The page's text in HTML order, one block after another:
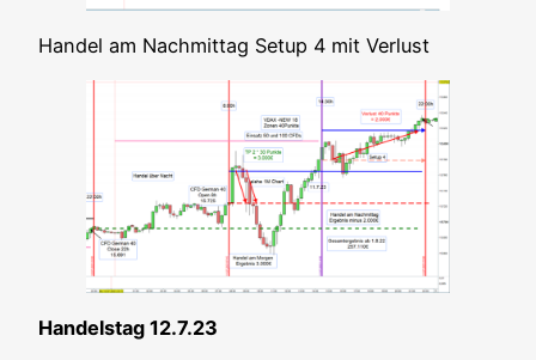
Han­del am Nach­mit­tag Set­up 4 mit Verlust
Han­dels­tag 12.7.23